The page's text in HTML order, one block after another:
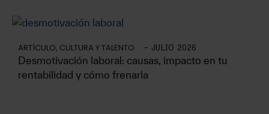
ARTÍCULO, CULTURA Y TALENTO - JULIO 2026
Desmotivación laboral: causas, impacto en tu
rentabilidad y cómo frenarla